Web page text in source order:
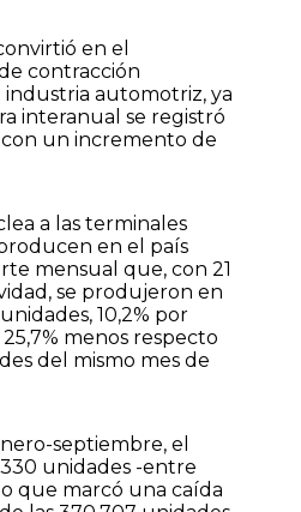
en el
contracción
industria automotriz, ya
interanual se registró
con un incremento de
a las terminales
en el país
mensual que, con 21
se produjeron en
10,2% por
menos respecto
del mismo mes de
septiembre, el
unidades -entre
que marcó una caída